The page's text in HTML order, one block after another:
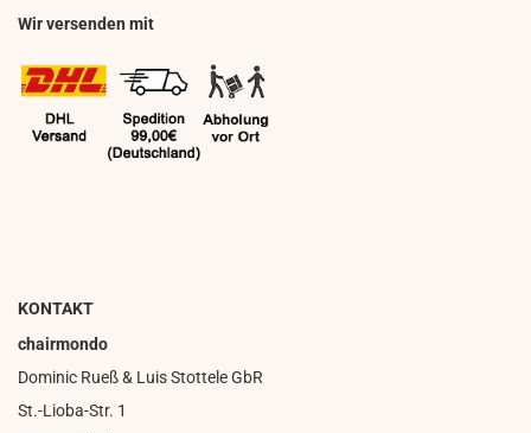
Wir versenden mit
KONTAKT
chairmondo
Dominic Rueß & Luis Stottele GbR
St.-Lioba-Str. 1